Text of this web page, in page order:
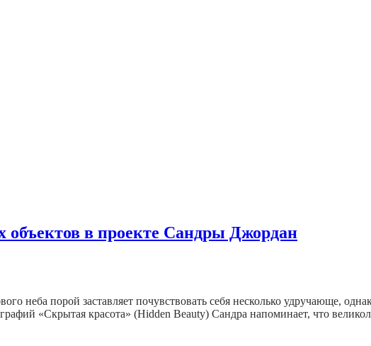
объектов в проекте Сандры Джордан
неба порой заставляет почувствовать себя несколько удручающе,
«Скрытая красота» (Hidden Beauty) Сандра напоминает, что